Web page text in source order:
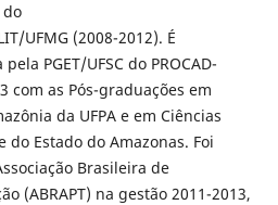
do
UFMG (2008-2012). É
PGET/UFSC do PROCAD-
com as Pós-graduações em
da UFPA e em Ciências
Estado do Amazonas. Foi
Brasileira de
(ABRAPT) na gestão 2011-2013,